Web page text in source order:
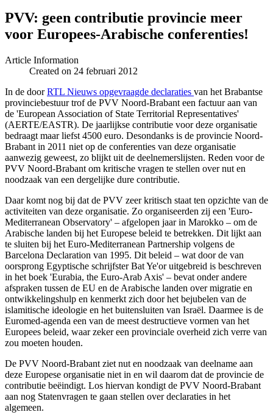
PVV: geen contributie provincie meer
voor Europees-Arabische conferenties!
Article Information
Created on 24 februari 2012
In de doorRTL Nieuws opgevraagde declaraties van het Brabantse
provinciebestuur trof de PVV Noord-Brabant een factuur aan van
de 'European Association of State Territorial Representatives'
(AERTE/EASTR). De jaarlijkse contributie voor deze organisatie
bedraagt maar liefst 4500 euro. Desondanks is de provincie Noord-
Brabant in 2011 niet op de conferenties van deze organisatie
aanwezig geweest, zo blijkt uit de deelnemerslijsten. Reden voor de
PVV Noord-Brabant om kritische vragen te stellen over nut en
noodzaak van een dergelijke dure contributie.
Daar komt nog bij dat de PVV zeer kritisch staat ten opzichte van de
activiteiten van deze organisatie. Zo organiseerden zij een 'Euro-
Mediterranean Observatory' – afgelopen jaar in Marokko – om de
Arabische landen bij het Europese beleid te betrekken. Dit lijkt aan
te sluiten bij het Euro-Mediterranean Partnership volgens de
Barcelona Declaration van 1995. Dit beleid – wat door de van
oorsprong Egyptische schrijfster Bat Ye'or uitgebreid is beschreven
in het boek 'Eurabia, the Euro-Arab Axis' – bevat onder andere
afspraken tussen de EU en de Arabische landen over migratie en
ontwikkelingshulp en kenmerkt zich door het bejubelen van de
islamitische ideologie en het buitensluiten van Israël. Daarmee is de
Euromed-agenda een van de meest destructieve vormen van het
Europees beleid, waar zeker een provinciale overheid zich verre van
zou moeten houden.
De PVV Noord-Brabant ziet nut en noodzaak van deelname aan
deze Europese organisatie niet in en wil daarom dat de provincie de
contributie beëindigt. Los hiervan kondigt de PVV Noord-Brabant
aan nog Statenvragen te gaan stellen over declaraties in het
algemeen.